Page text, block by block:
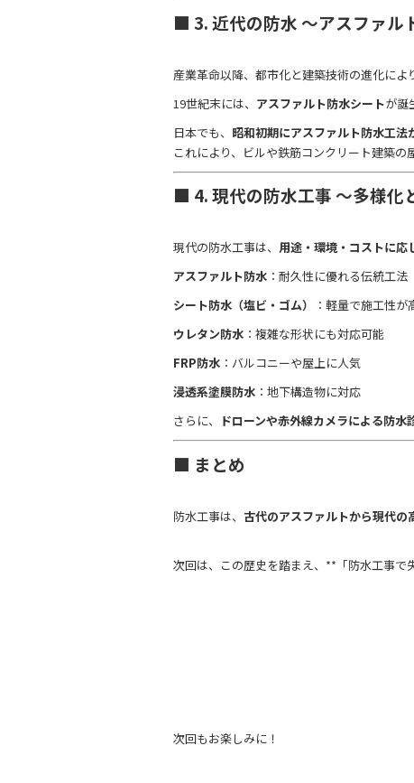
■ 3. 近代の防水 ～アスファル
産業革命以降、都市化と建築技術の進化により
19世紀末には、 アスファルト防水シートが誕
日本でも、 昭和初期にアスファルト防水工法
これにより、ビルや鉄筋コンクリート建築の
■ 4. 現代の防水工事 ～多様化
現代の防水工事は、 用途・環境・コストに応
アスファルト防水 ：耐久性に優れる伝統工法
シート防水（塩ビ・ゴム）
：軽量で施工性が
ウレタン防水 ：複雑な形状にも対応可能
FRP防水 ：バルコニーや屋上に人気
浸透系塗膜防水 ：地下構造物に対応
さらに、 ドローンや赤外線カメラによる防
■ まとめ
防水工事は、 古代のアスファルトから現代
次回は、この歴史を踏まえ、**「防水工事で
次回もお楽しみに！